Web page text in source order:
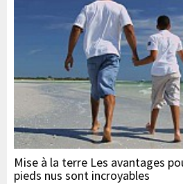
Mise à la terre Les avantages
pieds nus sont incroyables